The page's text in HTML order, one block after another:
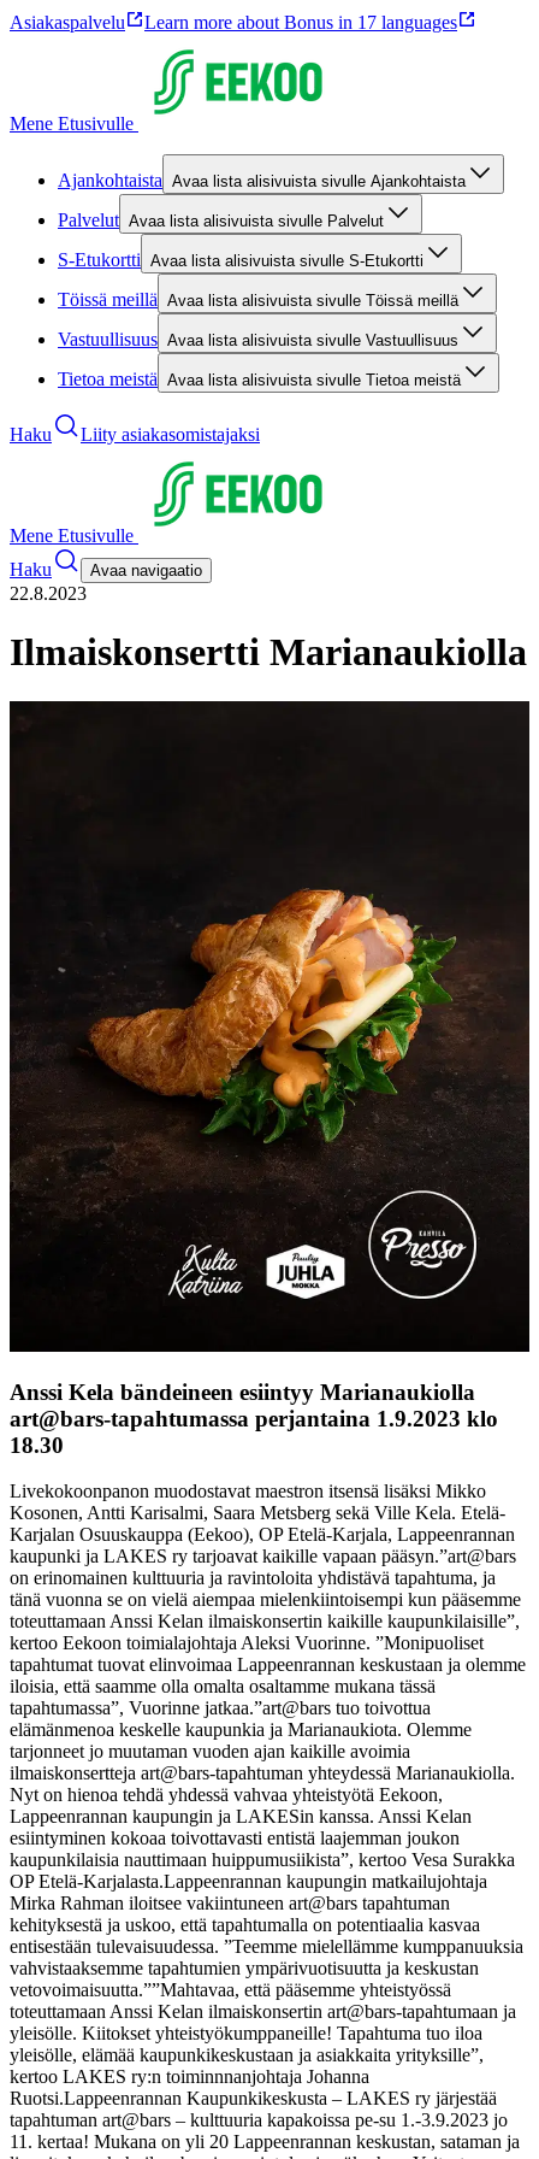
Asiakaspalvelu Learn more about Bonus in 17 languages
Mene Etusivulle
Ajankohtaista Avaa lista alisivuista sivulle Ajankohtaista
Palvelut Avaa lista alisivuista sivulle Palvelut
S-Etukortti Avaa lista alisivuista sivulle S-Etukortti
Töissä meillä Avaa lista alisivuista sivulle Töissä meillä
Vastuullisuus Avaa lista alisivuista sivulle Vastuullisuus
Tietoa meistä Avaa lista alisivuista sivulle Tietoa meistä
Haku Liity asiakasomistajaksi
Mene Etusivulle
Haku
Avaa navigaatio
22.8.2023
Ilmaiskonsertti Marianaukiolla
Anssi Kela bändeineen esiintyy Marianaukiolla
art@bars-tapahtumassa perjantaina 1.9.2023 klo
18.30
Livekokoonpanon muodostavat maestron itsensä lisäksi Mikko
Kosonen, Antti Karisalmi, Saara Metsberg sekä Ville Kela. Etelä-
Karjalan Osuuskauppa (Eekoo), OP Etelä-Karjala, Lappeenrannan
kaupunki ja LAKES ry tarjoavat kaikille vapaan pääsyn.”art@bars
on erinomainen kulttuuria ja ravintoloita yhdistävä tapahtuma, ja
tänä vuonna se on vielä aiempaa mielenkiintoisempi kun pääsemme
toteuttamaan Anssi Kelan ilmaiskonsertin kaikille kaupunkilaisille”,
kertoo Eekoon toimialajohtaja Aleksi Vuorinne. ”Monipuoliset
tapahtumat tuovat elinvoimaa Lappeenrannan keskustaan ja olemme
iloisia, että saamme olla omalta osaltamme mukana tässä
tapahtumassa”, Vuorinne jatkaa.”art@bars tuo toivottua
elämänmenoa keskelle kaupunkia ja Marianaukiota. Olemme
tarjonneet jo muutaman vuoden ajan kaikille avoimia
ilmaiskonsertteja art@bars-tapahtuman yhteydessä Marianaukiolla.
Nyt on hienoa tehdä yhdessä vahvaa yhteistyötä Eekoon,
Lappeenrannan kaupungin ja LAKESin kanssa. Anssi Kelan
esiintyminen kokoaa toivottavasti entistä laajemman joukon
kaupunkilaisia nauttimaan huippumusiikista”, kertoo Vesa Surakka
OP Etelä-Karjalasta.Lappeenrannan kaupungin matkailujohtaja
Mirka Rahman iloitsee vakiintuneen art@bars tapahtuman
kehityksestä ja uskoo, että tapahtumalla on potentiaalia kasvaa
entisestään tulevaisuudessa. ”Teemme mielellämme kumppanuuksia
vahvistaaksemme tapahtumien ympärivuotisuutta ja keskustan
vetovoimaisuutta.””Mahtavaa, että pääsemme yhteistyössä
toteuttamaan Anssi Kelan ilmaiskonsertin art@bars-tapahtumaan ja
yleisölle. Kiitokset yhteistyökumppaneille! Tapahtuma tuo iloa
yleisölle, elämää kaupunkikeskustaan ja asiakkaita yrityksille”,
kertoo LAKES ry:n toiminnnanjohtaja Johanna
Ruotsi.Lappeenrannan Kaupunkikeskusta – LAKES ry järjestää
tapahtuman art@bars – kulttuuria kapakoissa pe-su 1.-3.9.2023 jo
11. kertaa! Mukana on yli 20 Lappeenrannan keskustan, sataman ja